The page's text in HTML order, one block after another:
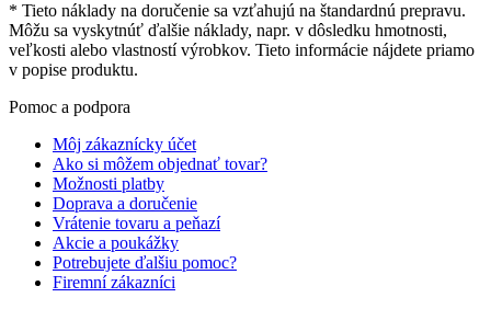
* Tieto náklady na doručenie sa vzťahujú na štandardnú prepravu.
Môžu sa vyskytnúť ďalšie náklady, napr. v dôsledku hmotnosti,
veľkosti alebo vlastností výrobkov. Tieto informácie nájdete priamo
v popise produktu.
Pomoc a podpora
Môj zákaznícky účet
Ako si môžem objednať tovar?
Možnosti platby
Doprava a doručenie
Vrátenie tovaru a peňazí
Akcie a poukážky
Potrebujete ďalšiu pomoc?
Firemní zákazníci